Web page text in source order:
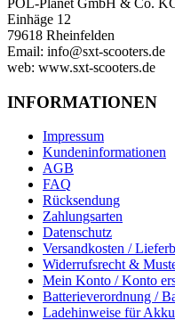
POL-Planet GmbH & Co.
Einhäge 12
79618 Rheinfelden
Email: info@sxt-scooters.de
web: www.sxt-scooters.de
INFORMATIONEN
Impressum
Kundeninformationen
AGB
FAQ
Rücksendung
Zahlungsarten
Datenschutz
Versandkosten /
Widerrufsrecht &
Mein Konto / Konto
Batterieverordnung /
Ladehinweise für